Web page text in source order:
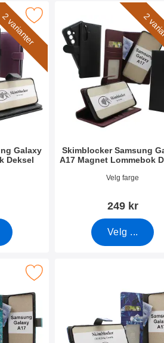
favoritt
2 varianter
Galaxy
Deksel
A17 XL Lommebok Deksel som
2
Skimblocker Samsung
A17 Magnet Lommebok
Varenummer 53827
Velg farge
249 kr
Velg ...
Merk skimblocker Samsung Galaxy
A17 Lommebok Deksel Design
Merk skimblocker Samsung Galaxy